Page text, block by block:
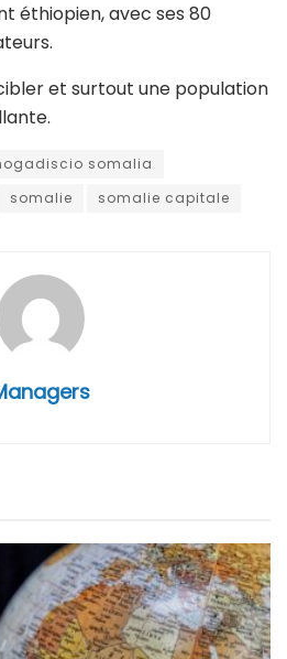
éthiopien, avec ses 80
et surtout une population
somalia
somalie somalie capitale